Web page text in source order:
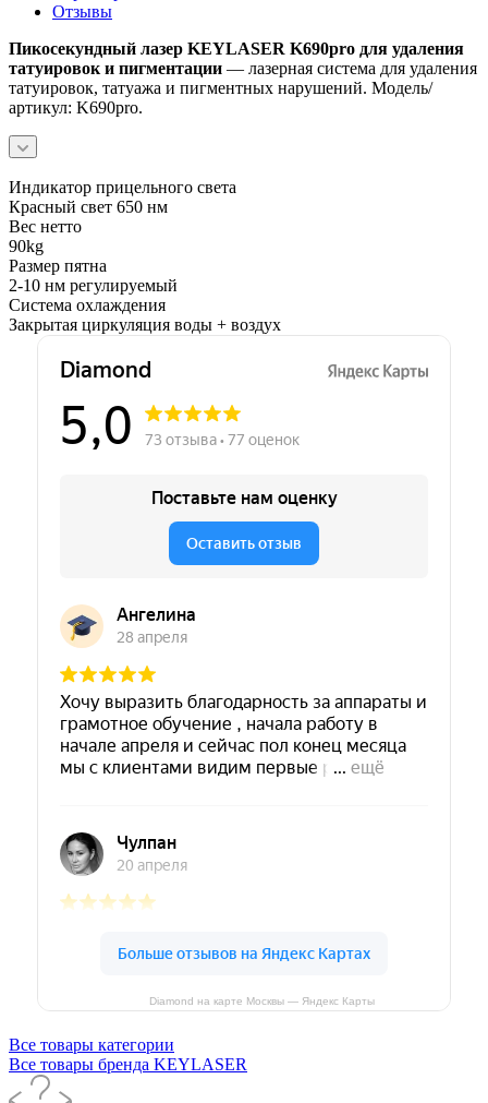
Отзывы
Пикосекундный лазер KEYLASER K690pro для удаления
татуировок и пигментации — лазерная система для удаления
татуировок, татуажа и пигментных нарушений. Модель/
артикул: K690pro.
Индикатор прицельного света
Красный свет 650 нм
Вес нетто
90kg
Размер пятна
2-10 нм регулируемый
Система охлаждения
Закрытая циркуляция воды + воздух
Diamond на карте Москвы — Яндекс Карты
Все товары категории
Все товары бренда KEYLASER